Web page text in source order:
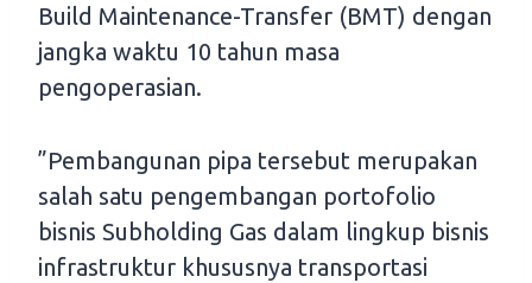
Build Maintenance-Transfer (BMT) dengan
jangka waktu 10 tahun masa
pengoperasian.
”Pembangunan pipa tersebut merupakan
salah satu pengembangan portofolio
bisnis Subholding Gas dalam lingkup bisnis
infrastruktur khususnya transportasi